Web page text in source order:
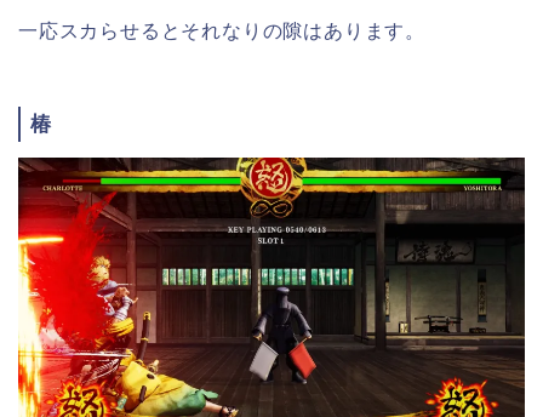
一応スカらせるとそれなりの隙はあります。
椿